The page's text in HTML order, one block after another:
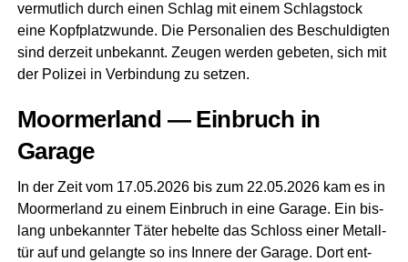
ver­mut­lich durch einen Schlag mit einem Schlag­stock
eine Kopf­platz­wun­de. Die Per­so­na­li­en des Beschul­dig­ten
sind der­zeit unbe­kannt. Zeu­gen wer­den gebe­ten, sich mit
der Poli­zei in Ver­bin­dung zu setzen.
Moorm­er­land — Ein­bruch in
Garage
In der Zeit vom 17.05.2026 bis zum 22.05.2026 kam es in
Moorm­er­land zu einem Ein­bruch in eine Gara­ge. Ein bis­
lang unbe­kann­ter Täter hebel­te das Schloss einer Metall­
tür auf und gelang­te so ins Inne­re der Gara­ge. Dort ent­